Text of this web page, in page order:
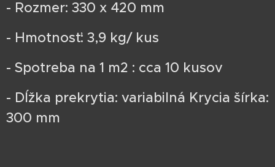
- Rozmer: 330 x 420 mm
- Hmotnosť: 3,9 kg/ kus
- Spotreba na 1 m2 : cca 10 kusov
- Dĺžka prekrytia: variabilná Krycia šírka:
300 mm